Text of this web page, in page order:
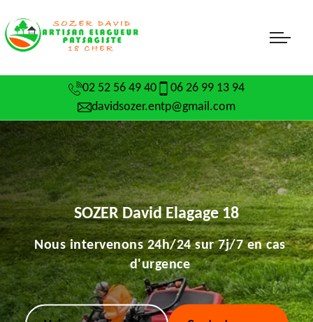
02 52 56 49 40
06 26 99 13 94
davidsozer.entp@gmail.com
SOZER David Elagage 18
Nous intervenons 24h/24 sur 7j/7 en cas
d'urgence